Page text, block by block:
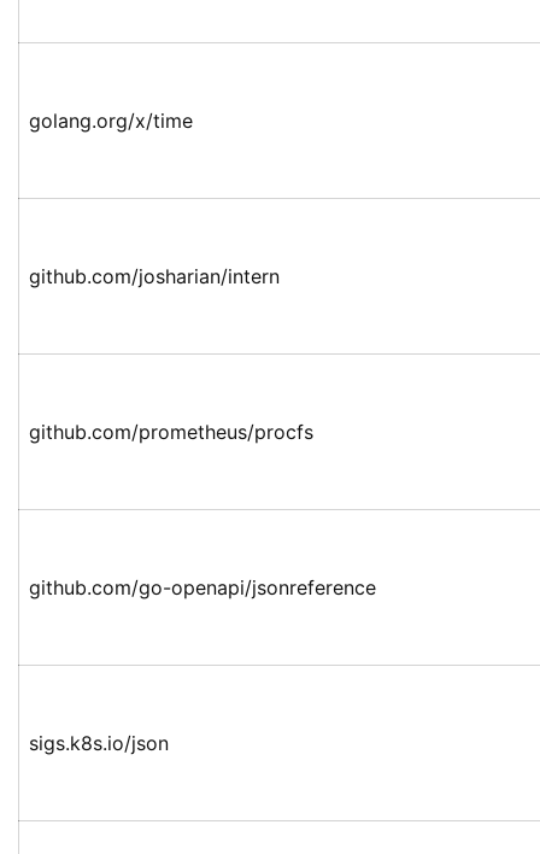
golang.org/x/time
github.com/josharian/intern
github.com/prometheus/procfs
github.com/go-openapi/jsonreference
sigs.k8s.io/json